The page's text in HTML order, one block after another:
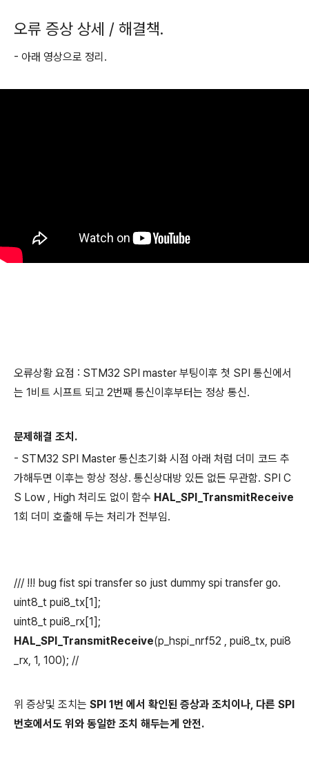
오류 증상 상세 / 해결책.
- 아래 영상으로 정리.
오류상황 요점 : STM32 SPI master 부팅이후 첫 SPI 통신에서
는 1비트 시프트 되고 2번째 통신이후부터는 정상 통신.
문제해결 조치.
- STM32 SPI Master 통신초기화 시점 아래 처럼 더미 코드 추
가해두면 이후는 항상 정상. 통신상대방 있든 없든 무관함. SPI C
S Low , High 처리도 없이 함수 HAL_SPI_TransmitReceive
1회 더미 호출해 두는 처리가 전부임.
/// !!! bug fist spi transfer so just dummy spi transfer go.
uint8_t pui8_tx[1];
uint8_t pui8_rx[1];
HAL_SPI_TransmitReceive(p_hspi_nrf52 , pui8_tx, pui8
_rx, 1, 100); //
위 증상및 조치는 SPI 1번 에서 확인된 증상과 조치이나, 다른 SPI
번호에서도 위와 동일한 조치 해두는게 안전.